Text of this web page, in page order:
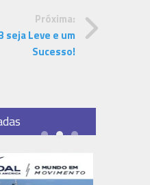
Próxima:
seja Leve e um
Sucesso!